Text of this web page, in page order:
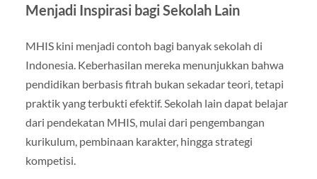
Menjadi Inspirasi bagi Sekolah Lain
MHIS kini menjadi contoh bagi banyak sekolah di
Indonesia. Keberhasilan mereka menunjukkan bahwa
pendidikan berbasis fitrah bukan sekadar teori, tetapi
praktik yang terbukti efektif. Sekolah lain dapat belajar
dari pendekatan MHIS, mulai dari pengembangan
kurikulum, pembinaan karakter, hingga strategi
kompetisi.